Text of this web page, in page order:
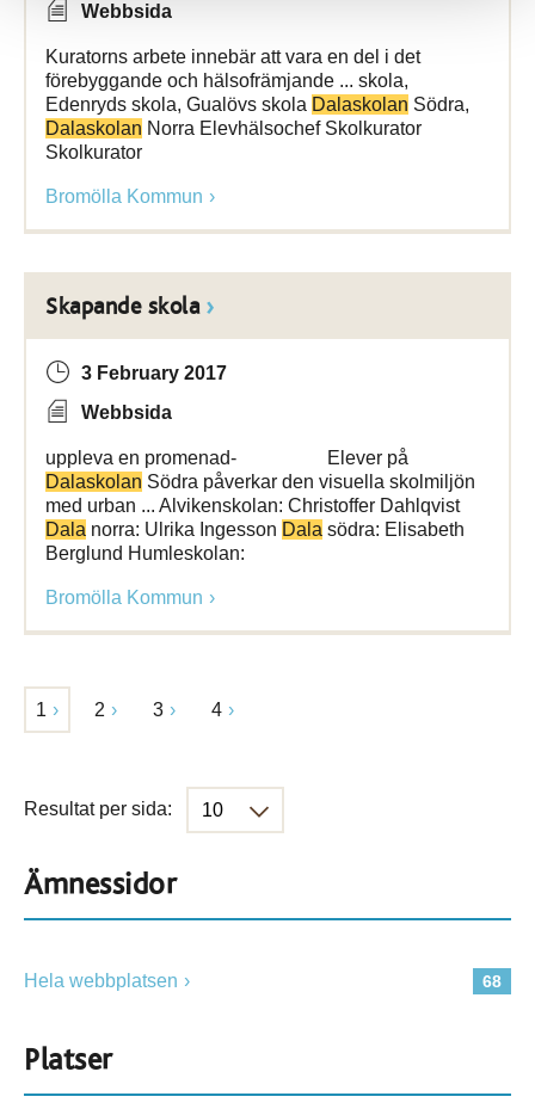
Webbsida
Kuratorns arbete innebär att vara en del i det
förebyggande och hälsofrämjande ... skola,
Edenryds skola, Gualövs skola Dalaskolan Södra,
Dalaskolan Norra Elevhälsochef Skolkurator
Skolkurator
Bromölla Kommun
Skapande skola
3 February 2017
Webbsida
uppleva en promenad- Elever på
Dalaskolan Södra påverkar den visuella skolmiljön
med urban ... Alvikenskolan: Christoffer Dahlqvist
Dala norra: Ulrika Ingesson Dala södra: Elisabeth
Berglund Humleskolan:
Bromölla Kommun
1 2 3 4
Resultat per sida:
Ämnessidor
68
Hela webbplatsen
Platser